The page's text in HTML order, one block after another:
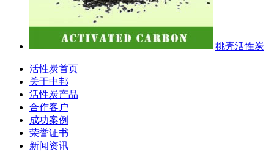
桃壳活性炭
活性炭首页
关于中邦
活性炭产品
合作客户
成功案例
荣誉证书
新闻资讯